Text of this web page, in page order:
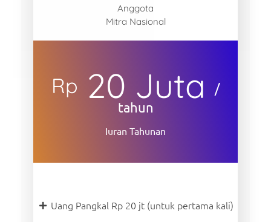
Anggota
Mitra Nasional
Rp 20 Juta
/
tahun
Iuran Tahunan
Uang Pangkal Rp 20 jt (untuk pertama kali)